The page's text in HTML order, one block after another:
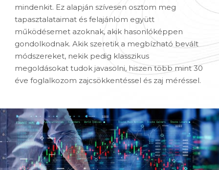
mindenkit. Ez alapján szívesen osztom meg
tapasztalataimat és felajánlom együtt
működésemet azoknak, akik hasonlóképpen
gondolkodnak. Akik szeretik a megbízható bevált
módszereket, nekik pedig klasszikus
megoldásokat tudok javasolni, hiszen több mint 30
éve foglalkozom zajcsökkentéssel és zaj méréssel.